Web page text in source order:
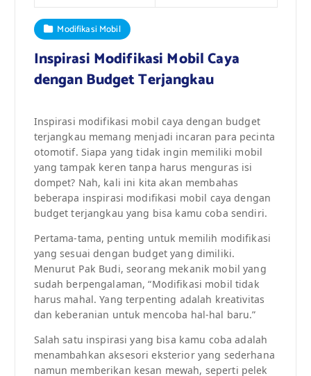
Modifikasi Mobil
Inspirasi Modifikasi Mobil Caya
dengan Budget Terjangkau
Inspirasi modifikasi mobil caya dengan budget
terjangkau memang menjadi incaran para pecinta
otomotif. Siapa yang tidak ingin memiliki mobil
yang tampak keren tanpa harus menguras isi
dompet? Nah, kali ini kita akan membahas
beberapa inspirasi modifikasi mobil caya dengan
budget terjangkau yang bisa kamu coba sendiri.
Pertama-tama, penting untuk memilih modifikasi
yang sesuai dengan budget yang dimiliki.
Menurut Pak Budi, seorang mekanik mobil yang
sudah berpengalaman, “Modifikasi mobil tidak
harus mahal. Yang terpenting adalah kreativitas
dan keberanian untuk mencoba hal-hal baru.”
Salah satu inspirasi yang bisa kamu coba adalah
menambahkan aksesori eksterior yang sederhana
namun memberikan kesan mewah, seperti pelek